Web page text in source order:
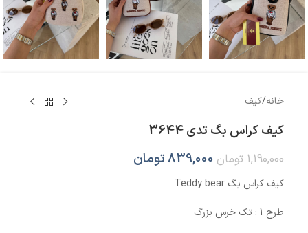
خانه/کیف
کیف کراس بگ تدی 3644
1,190,000 تومان 839,000تومان
کیف کراس بگ Teddy bear
طرح 1 : تک خرس بزرگ